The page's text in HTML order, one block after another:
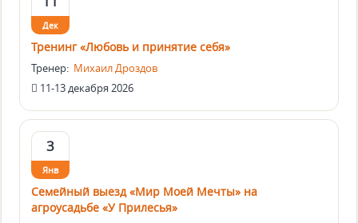
Дек
Тренинг «Любовь и принятие себя»
Тренер: Михаил Дроздов
11-13 декабря 2026
3
Янв
Семейный выезд «Мир Моей Мечты» на
агроусадьбе «У Прилесья»